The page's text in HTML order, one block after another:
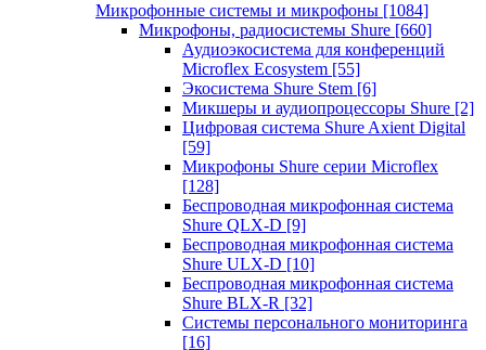
Микрофонные системы и микрофоны [1084]
Микрофоны, радиосистемы Shure [660]
Аудиоэкосистема для конференций
Microflex Ecosystem [55]
Экосистема Shure Stem [6]
Микшеры и аудиопроцессоры Shure [2]
Цифровая система Shure Axient Digital
[59]
Микрофоны Shure серии Microflex
[128]
Беспроводная микрофонная система
Shure QLX-D [9]
Беспроводная микрофонная система
Shure ULX-D [10]
Беспроводная микрофонная система
Shure BLX-R [32]
Системы персонального мониторинга
[16]